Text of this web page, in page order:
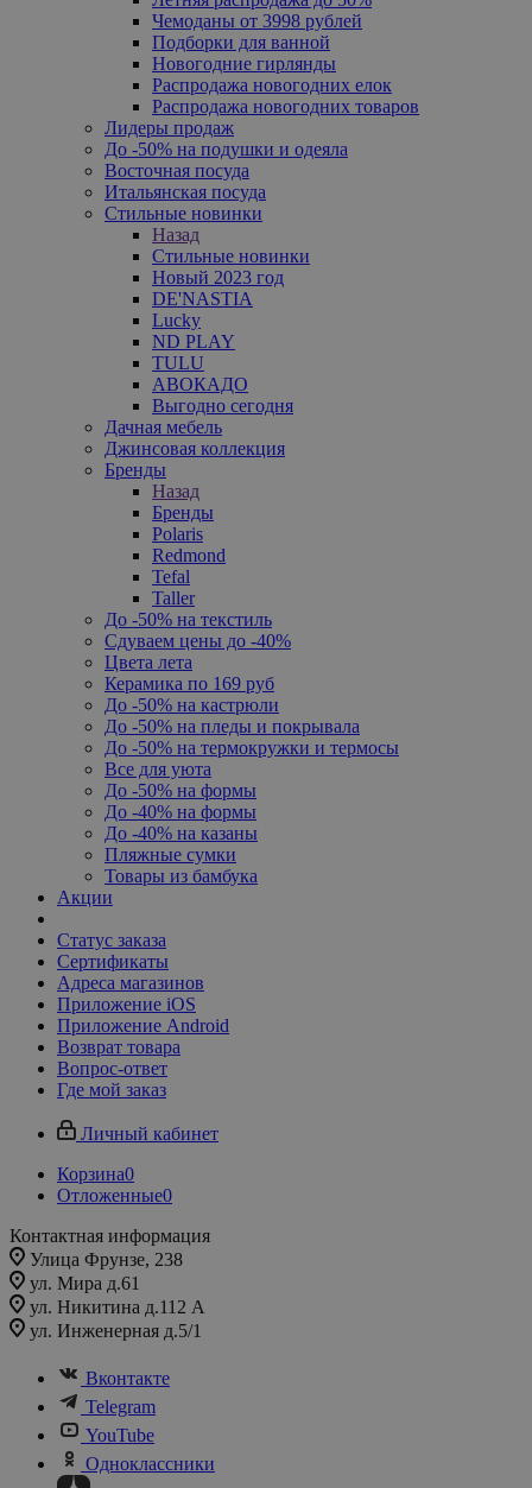
Чемоданы от 3998 рублей
Подборки для ванной
Новогодние гирлянды
Распродажа новогодних елок
Распродажа новогодних товаров
Лидеры продаж
До -50% на подушки и одеяла
Восточная посуда
Итальянская посуда
Стильные новинки
Назад
Стильные новинки
Новый 2023 год
DE'NASTIA
Lucky
ND PLAY
TULU
АВОКАДО
Выгодно сегодня
Дачная мебель
Джинсовая коллекция
Бренды
Назад
Бренды
Polaris
Redmond
Tefal
Taller
До -50% на текстиль
Сдуваем цены до -40%
Цвета лета
Керамика по 169 руб
До -50% на кастрюли
До -50% на пледы и покрывала
До -50% на термокружки и термосы
Все для уюта
До -50% на формы
До -40% на формы
До -40% на казаны
Пляжные сумки
Товары из бамбука
Акции
Статус заказа
Сертификаты
Адреса магазинов
Приложение iOS
Приложение Android
Возврат товара
Вопрос-ответ
Где мой заказ
Личный кабинет
Корзина0
Отложенные0
Контактная информация
Улица Фрунзе, 238​
ул. Мира д.61
ул. Никитина д.112 А
ул. Инженерная д.5/1
Вконтакте
Telegram
YouTube
Одноклассники